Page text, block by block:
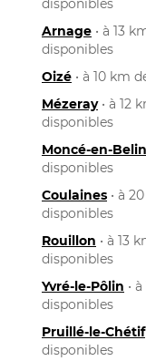
disponibles
Arnage • à 13
disponibles
Oizé • à 10 km
Mézeray• à 12
disponibles
Moncé-en-Belin
disponibles
Coulaines • à
disponibles
Rouillon • à 13
disponibles
Yvré-le-Pôlin •
disponibles
Pruillé-le-Chétif
disponibles